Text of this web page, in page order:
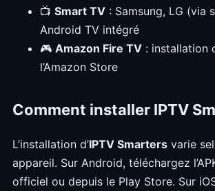
📺 Smart TV : Samsung, LG (via
Android TV intégré
🎮 Amazon Fire TV : installation
l’Amazon Store
Comment installer IPTV
L’installation d’IPTV Smarters varie
appareil. Sur Android, téléchargez
officiel ou depuis le Play Store. Sur